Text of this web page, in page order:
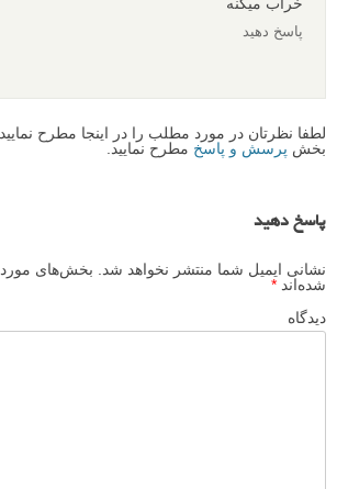
پاسخ دهید
لطفا نظرتان در مورد مطلب را در اینجا مطرح
بخش پرسش و پاسخ مطرح نمایید.
پاسخ دهید
نشانی ایمیل شما منتشر نخواهد شد.
بخش‌های
شده‌اند *
دیدگاه